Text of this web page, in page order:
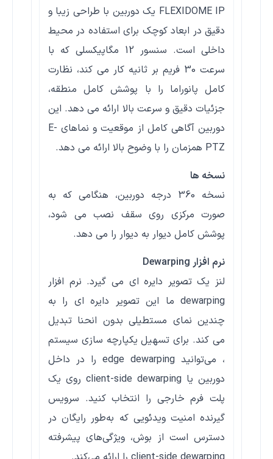
FLEXIDOME IP یک دوربین با طراحی زیبا و
دقیق در ابعاد کوچک برای استفاده در محیط
داخلی است. سنسور 12 مگاپیکسلی که با
سرعت 30 فریم بر ثانیه کار می کند، نظارت
کامل پانوراما را با پوشش کامل منطقه،
جزئیات دقیق و سرعت بالا ارائه می دهد. این
دوربین آگاهی کامل از موقعیت و نماهای E-
PTZ همزمان را با وضوح بالا ارائه می دهد.
نسخه ها
نسخه 360 درجه دوربین، هنگامی که به
صورت مرکزی روی سقف نصب می شود،
پوشش کامل دیوار به دیوار را می دهد.
نرم افزار
لنز یک تصویر دایره ای می گیرد. نرم افزار
dewarping ما این تصویر دایره ای را به
چندین نمای مستطیلی بدون انحنا تبدیل
می کند. برای تسهیل یکپارچه‌ سازی سیستم
، می‌توانید edge dewarping را در داخل
دوربین یا client-side dewarping روی یک
پلت فرم خارجی را انتخاب کنید. سرویس
گیرنده امنیت ویدئویی که به‌طور رایگان در
دسترس است از بوش، ویژگی‌های پیشرفته